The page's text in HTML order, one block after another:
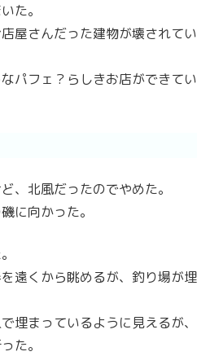
た。
屋さんだった建物が壊されてい
パフェ？らしきお店ができてい
、北風だったのでやめた。
に向かった。
遠くから眺めるが、釣り場が埋
埋まっているように見えるが、
た。